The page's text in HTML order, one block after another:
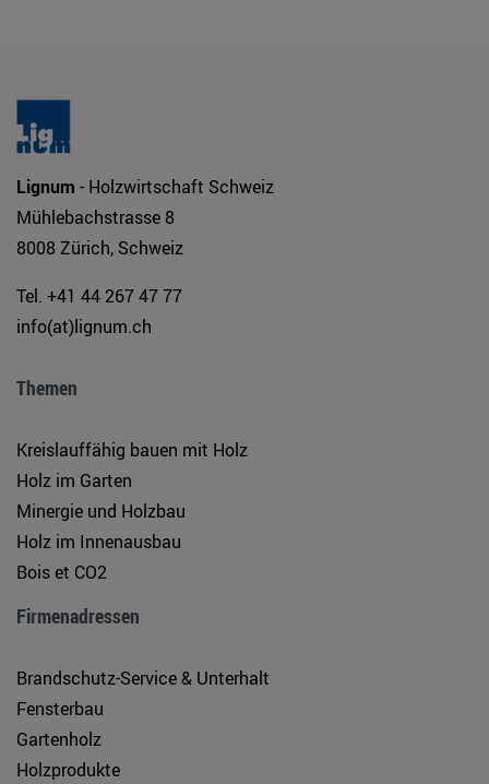
Lignum - Holzwirtschaft Schweiz
Mühlebachstrasse 8
8008 Zürich, Schweiz
Tel. +41 44 267 47 77
info(at)lignum.ch
Themen
Kreislauffähig bauen mit Holz
Holz im Garten
Minergie und Holzbau
Holz im Innenausbau
Bois et CO2
Firmenadressen
Brandschutz-Service & Unterhalt
Fensterbau
Gartenholz
Holzprodukte